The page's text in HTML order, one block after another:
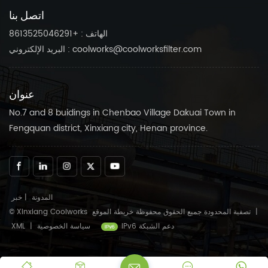
اتصل بنا
الهاتف : +8613525046291
البريد الإلكتروني : coolworks@coolworksfilter.com
عنوان
No.7 and 8 buidings in Chenbao Village Dakuai Town in
Fengquan district, Xinxiang city, Henan province.
المدونة | خبر
© Xinxiang Coolworks تصفية المحدودة جميع الحقوق محفوظة |
XML | سياسة الخصوصية IPv6 دعم الشبكة